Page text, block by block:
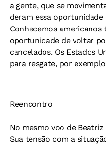
a gente, que se
deram essa oportunidade
Conhecemos
oportunidade de voltar
cancelados. Os Estados
para resgate, por
Reencontro
No mesmo voo de Beatriz
Sua tensão com a